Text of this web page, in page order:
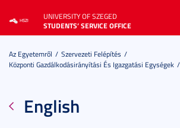
UNIVERSITY OF SZEGED
STUDENTS’ SERVICE OFFICE
Az Egyetemről
Szervezeti Felépítés
Központi Gazdálkodásirányítási És Igazgatási Egységek
English